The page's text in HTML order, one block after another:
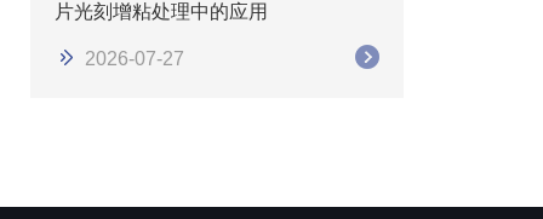
片光刻增粘处理中的应用
2026-07-27